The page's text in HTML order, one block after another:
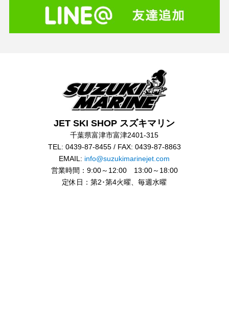
JET SKI SHOP スズキマリン
千葉県富津市富津2401-315
TEL: 0439-87-8455 / FAX: 0439-87-8863
EMAIL: info@suzukimarinejet.com
営業時間：9:00～12:00 13:00～18:00
定休日：第2･第4火曜、毎週水曜